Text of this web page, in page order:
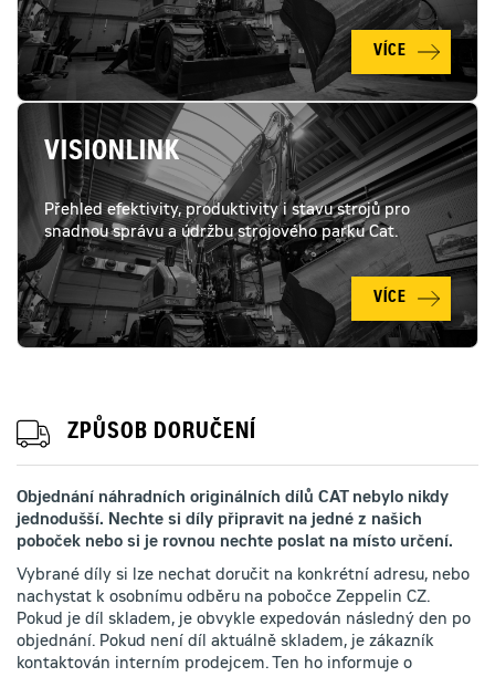
VÍCE
VISIONLINK
Přehled efektivity, produktivity i stavu strojů pro
snadnou správu a údržbu strojového parku Cat.
VÍCE
ZPŮSOB DORUČENÍ
Objednání náhradních originálních dílů CAT nebylo nikdy
jednodušší. Nechte si díly připravit na jedné z našich
poboček nebo si je rovnou nechte poslat na místo určení.
Vybrané díly si lze nechat doručit na konkrétní adresu, nebo
nachystat k osobnímu odběru na pobočce Zeppelin CZ.
Pokud je díl skladem, je obvykle expedován následný den po
objednání. Pokud není díl aktuálně skladem, je zákazník
kontaktován interním prodejcem. Ten ho informuje o